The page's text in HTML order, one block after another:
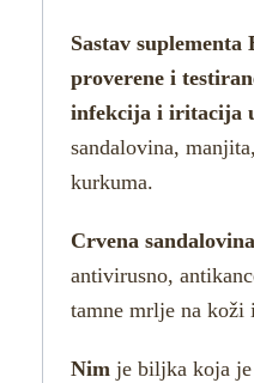
Sastav
proverene i
infekcija i iritacija
sandalovina,
kurkuma.
Crvena sandalovina
antivirusno,
tamne mrlje na koži
Nimje biljka koja je